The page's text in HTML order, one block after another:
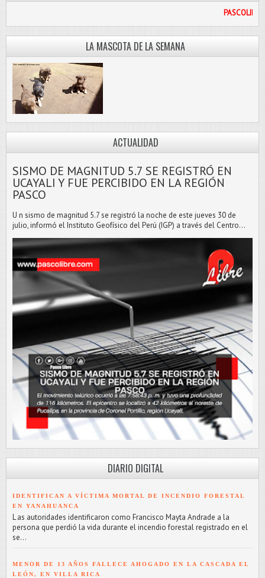
LA MASCOTA DE LA SEMANA
ACTUALIDAD
SISMO DE MAGNITUD 5.7 SE REGISTRÓ EN
UCAYALI Y FUE PERCIBIDO EN LA REGIÓN
PASCO
U n sismo de magnitud 5.7 se registró la noche de este jueves 30 de
julio, informó el Instituto Geofísico del Perú (IGP) a través del Centro...
DIARIO DIGITAL
IDENTIFICAN A VÍCTIMA MORTAL DE INCENDIO FORESTAL
EN YANAHUANCA
L as autoridades identificaron como Francisco Mayta Andrade a la
persona que perdió la vida durante el incendio forestal registrado en el
se...
MENOR DE 13 AÑOS FALLECE AHOGADO EN LA CASCADA EL
LEÓN, EN VILLA RICA